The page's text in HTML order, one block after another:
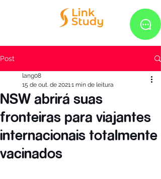
Post
NSW abrirá suas
fronteiras para viajantes
internacionais totalmente
vacinados
lang08
15 de out. de 20211 min de leitura